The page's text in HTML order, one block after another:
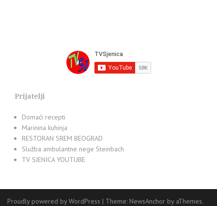
Prijatelji
Domaći recepti
Marinina kuhinja
RESTORAN SREM BEOGRAD
Služba ambulantne nege Steinbach
TV SJENICA YOUTUBE
Proudly powered by WordPress | Theme: NewsAnchor by aThemes.